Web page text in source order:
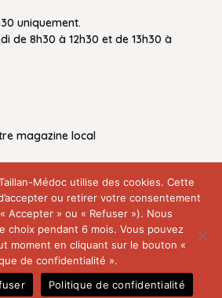
uniquement.
de 8h30 à 12h30 et de 13h30 à
magazine local
Médoc - Tous droits réservés
Médoc utilise des cookies. Cette
ou retirer votre consentement
Accepter » ou « Refuser »). Nous
choix pendant 6 mois. Vous pouvez
moment en cliquant sur le bouton «
de confidentialité ».
Politique de confidentialité